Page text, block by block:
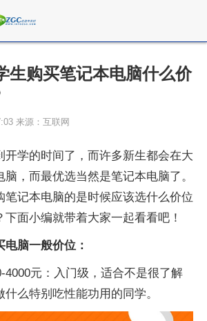
生购买笔记本电脑什么价
来源：互联网
学的时间了，而许多新生都会在大
，而最优选当然是笔记本电脑了。
笔记本电脑的是时候应该选什么价位
下面小编就带着大家一起看看吧！
脑一般价位：
元：入门级，适合不是很了解
么特别吃性能功用的同学。